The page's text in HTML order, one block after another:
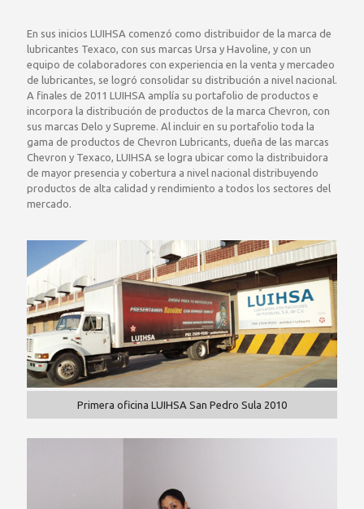
En sus inicios LUIHSA comenzó como distribuidor de la marca de
lubricantes Texaco, con sus marcas Ursa y Havoline, y con un
equipo de colaboradores con experiencia en la venta y mercadeo
de lubricantes, se logró consolidar su distribución a nivel nacional.
A finales de 2011 LUIHSA amplía su portafolio de productos e
incorpora la distribución de productos de la marca Chevron, con
sus marcas Delo y Supreme. Al incluir en su portafolio toda la
gama de productos de Chevron Lubricants, dueña de las marcas
Chevron y Texaco, LUIHSA se logra ubicar como la distribuidora
de mayor presencia y cobertura a nivel nacional distribuyendo
productos de alta calidad y rendimiento a todos los sectores del
mercado.
Primera oficina LUIHSA San Pedro Sula 2010